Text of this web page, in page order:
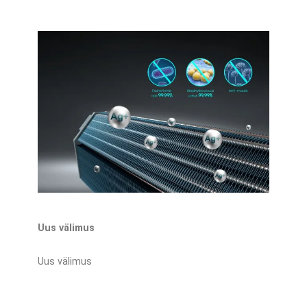
Uus välimus
Uus välimus